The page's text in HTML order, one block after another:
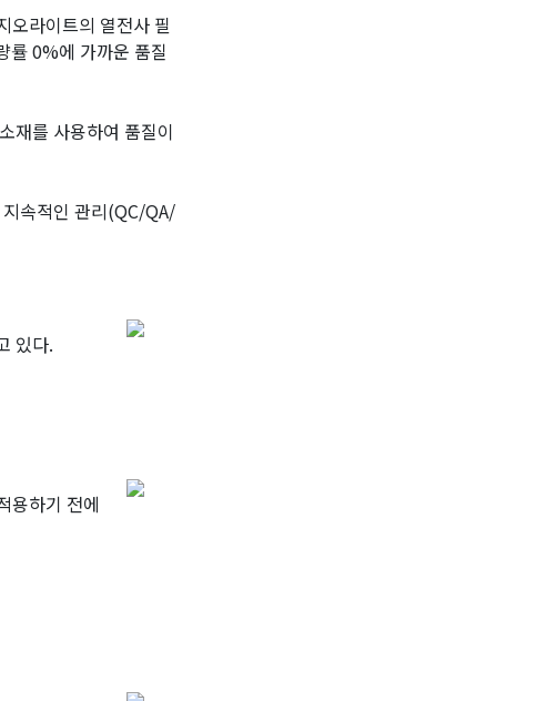
오라이트의 열전사 필
률 0%에 가까운 품질
재를 사용하여 품질이
속적인 관리(QC/QA/
있다.
용하기 전에